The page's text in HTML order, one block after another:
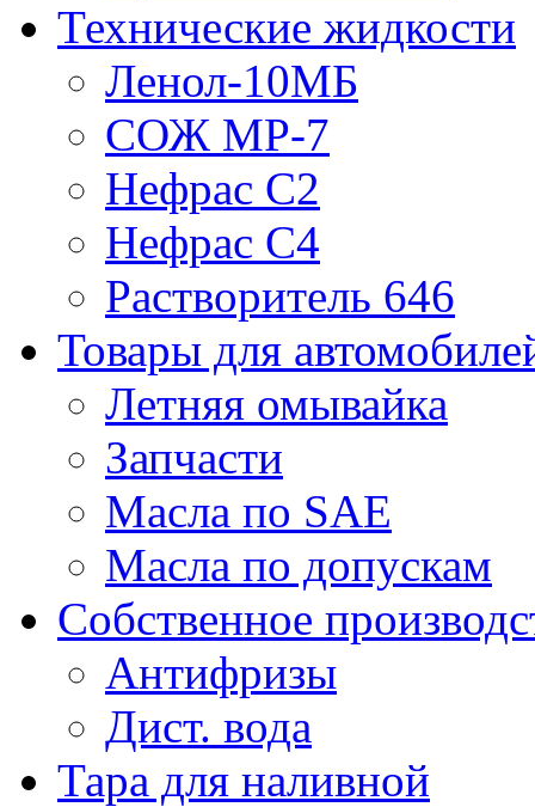
Технические жидкости
Ленол-10МБ
СОЖ МР-7
Нефрас С2
Нефрас С4
Растворитель 646
Товары для
Летняя омывайка
Запчасти
Масла по SAE
Масла по допускам
Собственное
Антифризы
Дист. вода
Тара для наливной